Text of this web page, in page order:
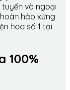
và ngoại
hảo xứng
hoa số 1 tại
100%